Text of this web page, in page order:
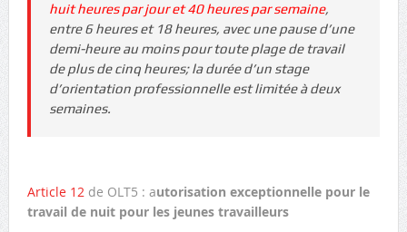
huit heures par jour et 40 heures par semaine,
entre 6 heures et 18 heures, avec une pause d’une
demi-heure au moins pour toute plage de travail
de plus de cinq heures; la durée d’un stage
d’orientation professionnelle est limitée à deux
semaines.
Article 12 de OLT5 : autorisation exceptionnelle pour le
travail de nuit pour les jeunes travailleurs